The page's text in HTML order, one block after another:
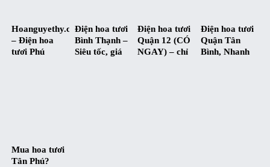
Hoanguyethy.com
– Điện hoa
tươi Phú
Điện hoa tươi
Bình Thạnh –
Siêu tốc, giá
Điện hoa tươi
Quận 12 (CÓ
NGAY) – chỉ
Điện hoa tươi
Quận Tân
Bình, Nhanh
Mua hoa tươi
Tân Phú?